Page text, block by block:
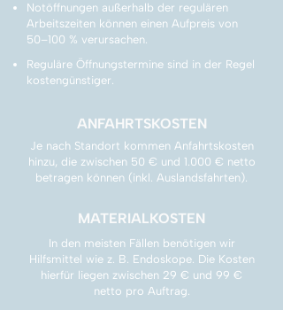
Notöffnungen außerhalb der regulären
Arbeitszeiten können einen Aufpreis von
50–100 % verursachen.
Reguläre Öffnungstermine sind in der Regel
kostengünstiger.
ANFAHRTSKOSTEN
Je nach Standort kommen Anfahrtskosten
hinzu, die zwischen 50 € und 1.000 € netto
betragen können (inkl. Auslandsfahrten).
MATERIALKOSTEN
In den meisten Fällen benötigen wir
Hilfsmittel wie z. B. Endoskope. Die Kosten
hierfür liegen zwischen 29 € und 99 €
netto pro Auftrag.